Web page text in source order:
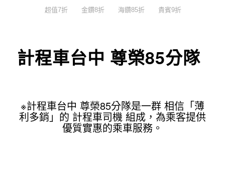
超值7折 金鑽8折 海鑽85折 貴賓9折
計程車台中 尊榮85分隊
※計程車台中 尊榮85分隊是一群 相信「薄
利多銷」的 計程車司機 組成，為乘客提供
優質實惠的乘車服務。